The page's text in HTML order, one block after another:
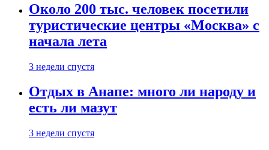
Около 200 тыс. человек посетили
туристические центры «Москва» с
начала лета
3 недели спустя
Отдых в Анапе: много ли народу и
есть ли мазут
3 недели спустя